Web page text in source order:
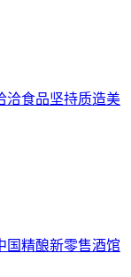
洽食品坚持质造美
国精酿新零售酒馆